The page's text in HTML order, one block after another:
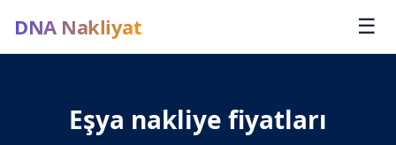
DNA Nakliyat ☰
Eşya nakliye fiyatları